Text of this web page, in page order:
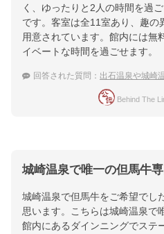
く、ゆったりと2人の時間を過
です。客室は全11室あり、趣
用意されています。館内には無
イベートな時間を過ごせます。
回答された質問： 出石温泉や城崎
Behind The
城崎温泉で唯一の但馬牛専
城崎温泉で但馬牛をご希望で
思います。こちらは城崎温泉で
館内にあるダインニングでステ